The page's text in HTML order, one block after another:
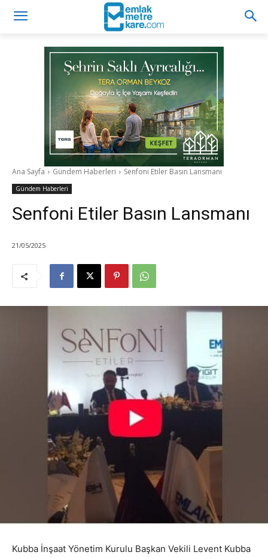
Ana Sayfa Gündem Haberleri Senfoni Etiler Basın Lansmanı
Gündem Haberleri
Senfoni Etiler Basın Lansmanı
21/05/2025
Kubba İnşaat Yönetim Kurulu Başkan Vekili Levent Kubba